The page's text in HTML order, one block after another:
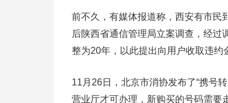
前不久，有媒体报道称，西安有市民
后陕西省通信管理局立案调查，经过
整为20年，以此提出向用户收取违约
11月26日，北京市消协发布了“携号
营业厅才可办理，新购买的号码需要